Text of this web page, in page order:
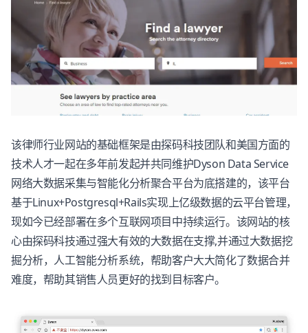
该律师行业网站的基础框架是由探码科技团队和美国方面的
技术人才一起在多年前发起并共同维护Dyson Data Service
网络大数据采集与智能化分析聚合平台为底搭建的，该平台
基于Linux+Postgresql+Rails实现上亿级数据的云平台管理，
现如今已经部署在多个互联网项目中持续运行。该网站的核
心由探码科技通过强大有效的大数据在支撑,并通过大数据挖
掘分析，人工智能分析系统，帮助客户大大简化了数据合并
难度，帮助其销售人员更好的找到目标客户。